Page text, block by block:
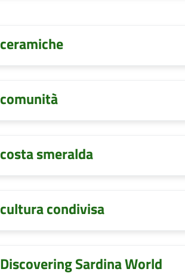
ceramiche
comunità
costa smeralda
cultura condivisa
Discovering Sardina World